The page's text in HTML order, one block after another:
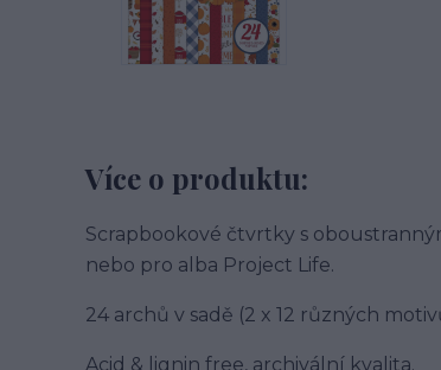
Více o produktu:
Scrapbookové čtvrtky s
nebo pro alba Project Life.
24 archů v sadě (2 x 12 různých
Acid & lignin free, archivální kvalita.